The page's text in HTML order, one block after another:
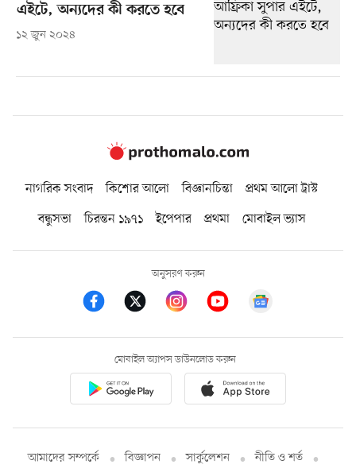
এইটে, অন্যদের কী করতে হবে
১২ জুন ২০২৪
নাগরিক সংবাদ কিশোর আলো বিজ্ঞানচিন্তা
প্রথম আলো ট্রাস্ট
বন্ধুসভা
চিরন্তন ১৯৭১ ইপেপার প্রথমা মোবাইল ভ্যাস
অনুসরণ করুন
মোবাইল অ্যাপস ডাউনলোড করুন
আমাদের সম্পর্কে বিজ্ঞাপন সার্কুলেশন নীতি ও শর্ত